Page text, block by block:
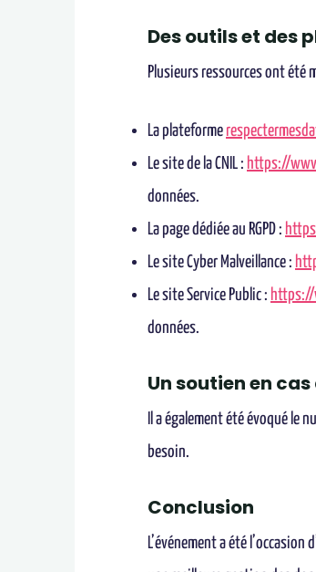
Des outils et des
Plusieurs ressources ont été
La plateforme
Le site de la CNIL : https://
données.
La page dédiée au RGPD :
Le site Cyber Malveillance :
Le site Service Public :
données.
Un soutien en
Il a également été évoqué le
besoin.
Conclusion
L’événement a été